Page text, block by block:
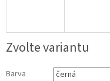
Zvolte variantu
Barva